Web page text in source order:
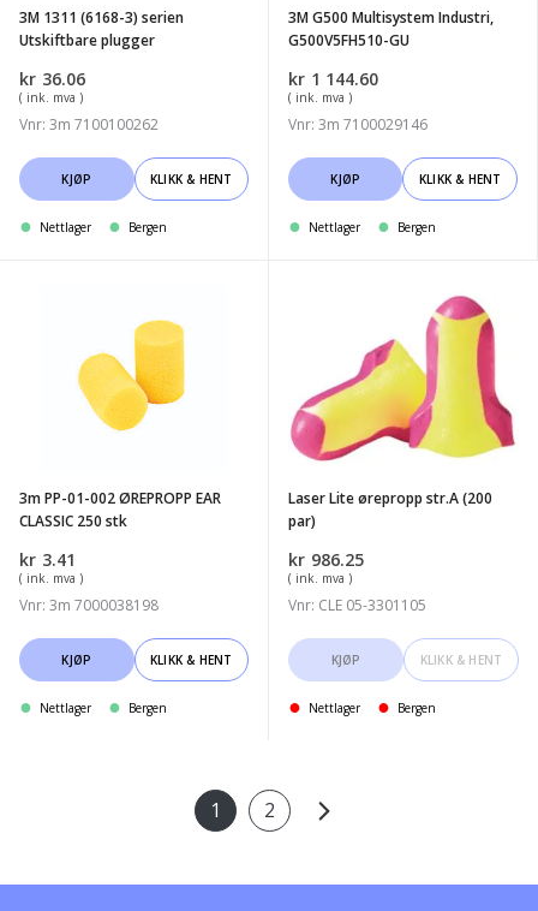
3M 1311 (6168-3) serien
Utskiftbare plugger
kr 36.06
( ink. mva )
Vnr: 3m 7100100262
KJØP KLIKK & HENT
Nettlager Bergen
3M G500 Multisystem Industri,
G500V5FH510-GU
kr 1 144.60
( ink. mva )
Vnr: 3m 7100029146
KJØP KLIKK & HENT
Nettlager Bergen
ØREPROPP
250
3m PP-01-002 ØREPROPP EAR
CLASSIC 250 stk
kr 3.41
( ink. mva )
Vnr: 3m 7000038198
KJØP KLIKK & HENT
Nettlager Bergen
ørepropp
str.A
(200
par)
Laser Lite ørepropp str.A (200
par)
kr 986.25
( ink. mva )
Vnr: CLE 05-3301105
KJØP KLIKK & HENT
Nettlager Bergen
1 2